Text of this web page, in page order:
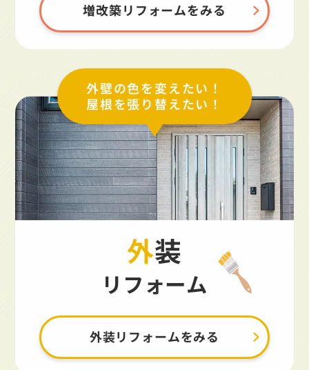
増改築リフォームをみる
外壁の色を変えたい！
屋根を張り替えたい！
外装
リフォーム
外装リフォームをみる